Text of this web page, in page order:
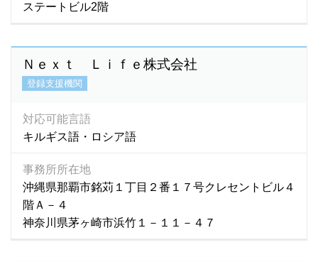
福建語 (0)
ステートビル2階
Ｎｅｘｔ Ｌｉｆｅ株式会社
登録支援機関
対応可能言語
キルギス語・ロシア語
事務所所在地
沖縄県那覇市銘苅１丁目２番１７号クレセントビル４
階Ａ－４
神奈川県茅ヶ崎市浜竹１－１１－４７